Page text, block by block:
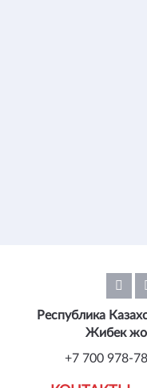
Республика
Жибек
+7 700 978-